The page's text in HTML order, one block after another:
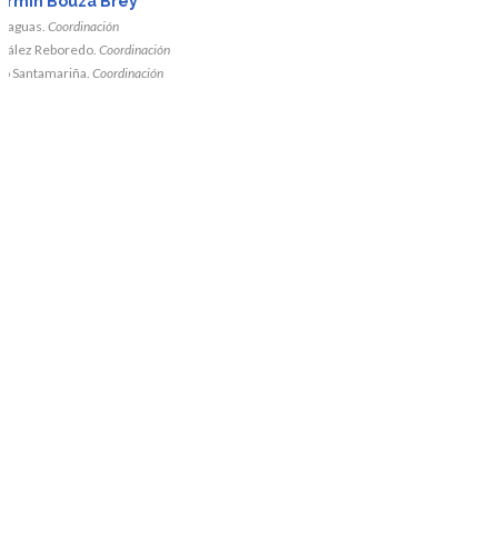
Coordinación
Reboredo. Coordinación
Santamariña. Coordinación